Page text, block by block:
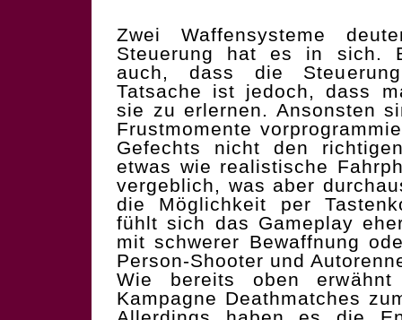
Zwei Waffensysteme
Steuerung hat es in sich.
auch, dass die
Tatsache ist jedoch, dass
sie zu erlernen. Ansonsten
Frustmomente
Gefechts nicht den
etwas wie realistische
vergeblich, was aber
die Möglichkeit per
fühlt sich das Gameplay
mit schwerer Bewaffnung
Person-Shooter und
Wie bereits oben
Kampagne Deathmatches